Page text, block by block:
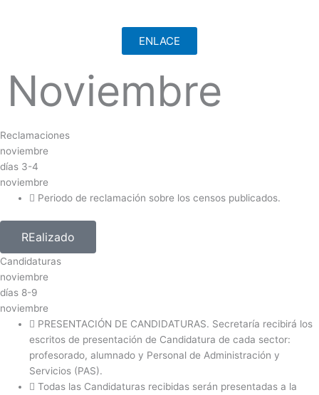
ENLACE
Noviembre
Reclamaciones
noviembre
días 3-4
noviembre
Periodo de reclamación sobre los censos publicados.
REalizado
Candidaturas
noviembre
días 8-9
noviembre
PRESENTACIÓN DE CANDIDATURAS. Secretaría recibirá los
escritos de presentación de Candidatura de cada sector:
profesorado, alumnado y Personal de Administración y
Servicios (PAS).
Todas las Candidaturas recibidas serán presentadas a la